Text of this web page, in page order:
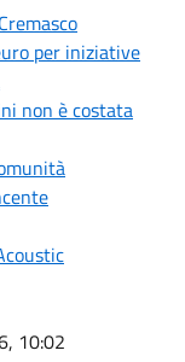
per iniziative
non è costata
10:02